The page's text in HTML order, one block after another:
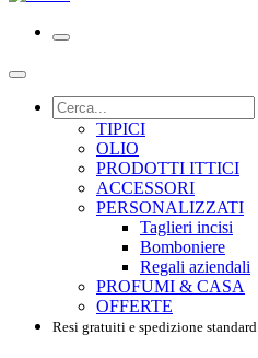
TIPICI
OLIO
PRODOTTI ITTICI
ACCESSORI
PERSONALIZZATI
Taglieri incisi
Bomboniere
Regali aziendali
PROFUMI & CASA
OFFERTE
Resi gratuiti e spedizione standard